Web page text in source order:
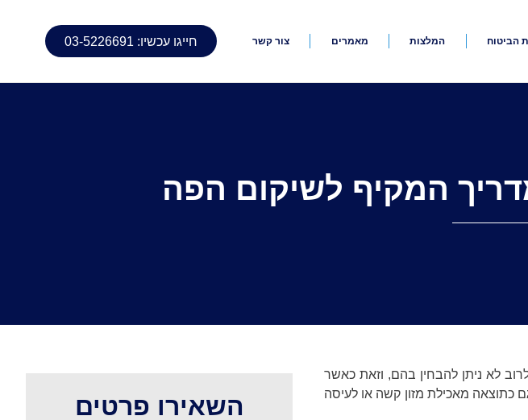
הביטוח המלצות מאמרים צור קשר חייגו עכשיו: 03-5226691
המקיף לשיקום הפה
לא ניתן להבחין בהם, וזאת כאשר
כתוצאה מאכילת מזון קשה או לעיסה
השאירו פרטים